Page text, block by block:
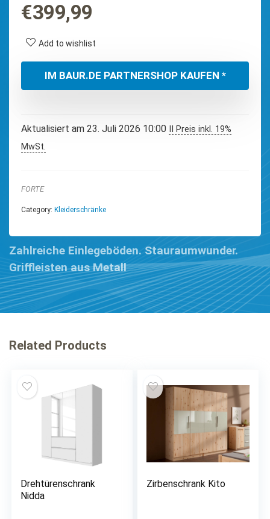
€399,99
Add to wishlist
IM BAUR.DE PARTNERSHOP KAUFEN *
Aktualisiert am 23. Juli 2026 10:00
II Preis inkl. 19%
MwSt.
FORTE
Category: Kleiderschränke
Zahlreiche Einlegeböden. Stauraumwunder.
Griffleisten aus Metall
Related Products
Drehtürenschrank
Nidda
Zirbenschrank Kito